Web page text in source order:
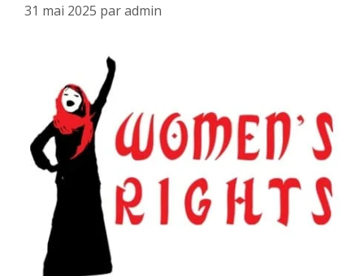
31 mai 2025 paradmin